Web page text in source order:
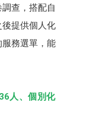
查，搭配自
提供個人化
務選單，能
人、個別化